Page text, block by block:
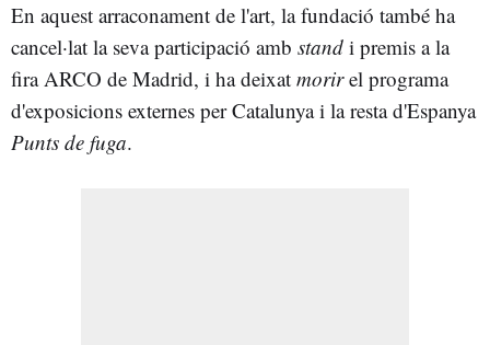
En aquest arraconament de l'art, la fundació també ha
cancel·lat la seva participació amb stand i premis a la
fira ARCO de Madrid, i ha deixat morirel programa
d'exposicions externes per Catalunya i la resta d'Espanya
Punts de fuga.